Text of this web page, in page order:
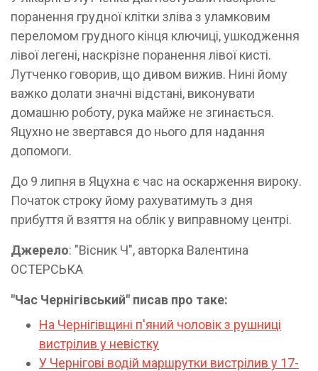
поранення грудної клітки зліва з уламковим
переломом грудного кінця ключиці, ушкодження
лівої легені, наскрізне поранення лівої кисті.
Лутченко говорив, що дивом вижив. Нині йому
важко долати значні відстані, виконувати
домашню роботу, рука майже не згинається.
Яцухно не звертався до нього для надання
допомоги.
До 9 липня в Яцухна є час на оскарження вироку.
Початок строку йому рахуватимуть з дня
прибуття й взяття на облік у виправному центрі.
Джерело: "Вісник Ч", авторка Валентина
ОСТЕРСЬКА
"Час Чернігівський" писав про таке:
На Чернігівщині п'яний чоловік з рушниці
вистрілив у невістку
У Чернігові водій маршрутки вистрілив у 17-